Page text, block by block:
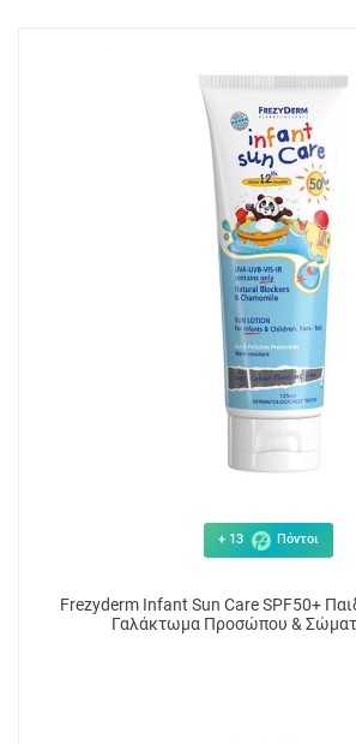
+ 13 Πόντοι
Frezyderm Infant Sun Care SPF50+
Γαλάκτωμα Προσώπου &